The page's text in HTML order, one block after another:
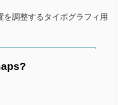
調整するタイポグラフィ用